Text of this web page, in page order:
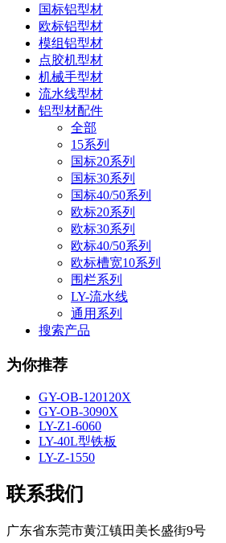
国标铝型材
欧标铝型材
模组铝型材
点胶机型材
机械手型材
流水线型材
铝型材配件
全部
15系列
国标20系列
国标30系列
国标40/50系列
欧标20系列
欧标30系列
欧标40/50系列
欧标槽宽10系列
围栏系列
LY-流水线
通用系列
搜索产品
为你推荐
GY-OB-120120X
GY-OB-3090X
LY-Z1-6060
LY-40L型铁板
LY-Z-1550
联系我们
广东省东莞市黄江镇田美长盛街9号